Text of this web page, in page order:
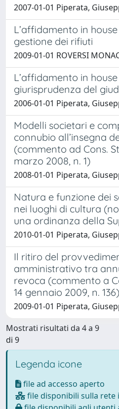
2007-01-01 Piperata,
L’affidamento in
gestione dei rifiuti
2009-01-01 ROVERSI
L’affidamento in
giurisprudenza del
2006-01-01 Piperata,
Modelli societari e
connubio all’insegna
(commento ad Cons.
marzo 2008, n. 1)
2008-01-01 Piperata,
Natura e funzione dei
nei luoghi di cultura
una ordinanza della
2010-01-01 Piperata,
Il ritiro del
amministrativo tra
revoca (commento a
14 gennaio 2009, n. 136)
2009-01-01 Piperata,
Mostrati risultati da 4 a 9
di 9
Legenda icone
file ad accesso aperto
file disponibili sulla rete